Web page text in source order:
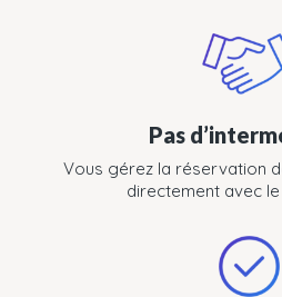
Pas
Vous gérez la réservation
directement avec